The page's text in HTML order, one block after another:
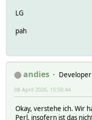
LG
pah
andies
Developer
08 April 2026, 15:50:44
Okay, verstehe ich. Wir
Perl. insofern ist das